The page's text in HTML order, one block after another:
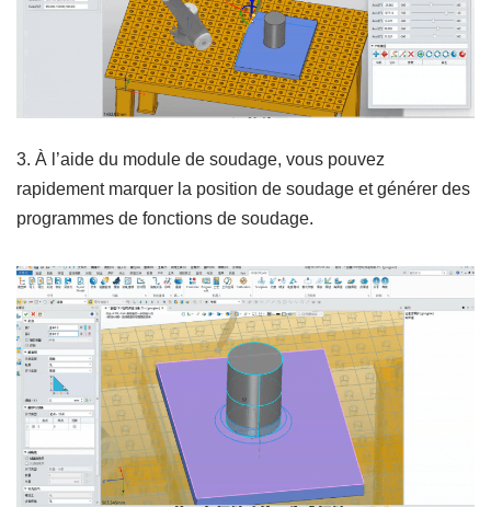
3. À l’aide du module de soudage, vous pouvez
rapidement marquer la position de soudage et générer des
programmes de fonctions de soudage.